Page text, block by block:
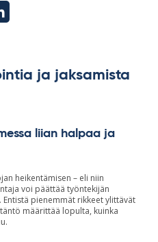
ja jaksamista
liian halpaa ja
heikentämisen – eli niin
voi päättää työntekijän
pienemmät rikkeet ylittävät
määrittää lopulta, kuinka